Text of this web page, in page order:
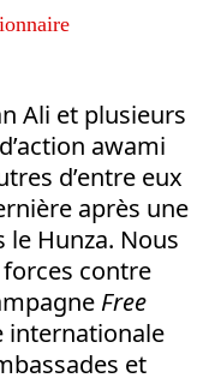
Ali et plusieurs
awami
d’entre eux
après une
Hunza. Nous
contre
Free
internationale
et